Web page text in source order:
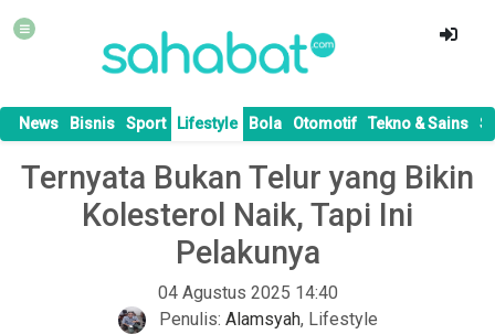
News Bisnis Sport Lifestyle Bola Otomotif Tekno & Sains
Ternyata Bukan Telur yang Bikin
Kolesterol Naik, Tapi Ini
Pelakunya
04 Agustus 2025 14:40
Penulis: Alamsyah, Lifestyle